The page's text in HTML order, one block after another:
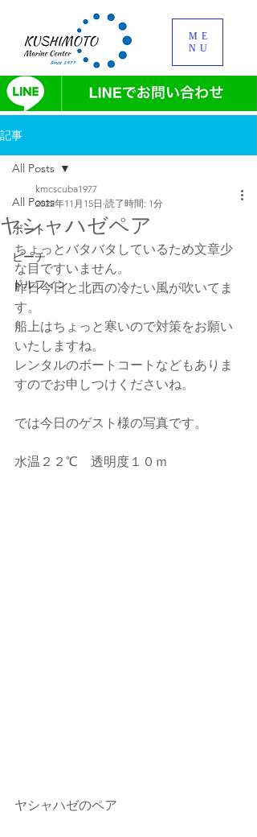
ME
NU
記事
All Posts
ボート
ビーチ
ドルフィン
All Posts
ヤシャハゼペア
kmcscuba1977
2022年11月15日 読了時間: 1分
ちょっとバタバタしているため文章少
な目ですいません。
昨日今日と北西の冷たい風が吹いてま
す。
船上はちょっと寒いので対策をお願い
いたしますね。
レンタルのボートコートなどもありま
すのでお申しつけくださいね。
では今日のゲスト様の写真です。
水温２２℃　透明度１０ｍ
ヤシャハゼのペア